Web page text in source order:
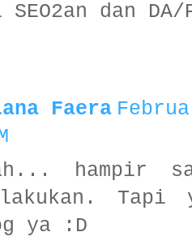
dan
Faera
hampir
Tapi
ya :D